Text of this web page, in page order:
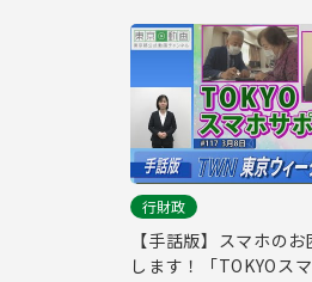
No.118）
行財政
【手話版】スマホの
します！「TOKYOス